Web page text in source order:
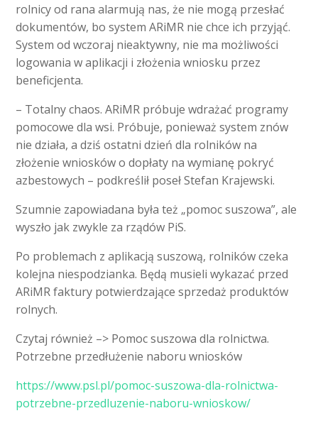
rolnicy od rana alarmują nas, że nie mogą przesłać
dokumentów, bo system ARiMR nie chce ich przyjąć.
System od wczoraj nieaktywny, nie ma możliwości
logowania w aplikacji i złożenia wniosku przez
beneficjenta.
– Totalny chaos. ARiMR próbuje wdrażać programy
pomocowe dla wsi. Próbuje, ponieważ system znów
nie działa, a dziś ostatni dzień dla rolników na
złożenie wniosków o dopłaty na wymianę pokryć
azbestowych – podkreślił poseł Stefan Krajewski.
Szumnie zapowiadana była też „pomoc suszowa”, ale
wyszło jak zwykle za rządów PiS.
Po problemach z aplikacją suszową, rolników czeka
kolejna niespodzianka. Będą musieli wykazać przed
ARiMR faktury potwierdzające sprzedaż produktów
rolnych.
Czytaj również –> Pomoc suszowa dla rolnictwa.
Potrzebne przedłużenie naboru wniosków
https://www.psl.pl/pomoc-suszowa-dla-rolnictwa-
potrzebne-przedluzenie-naboru-wnioskow/